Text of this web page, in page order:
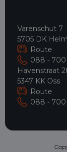
Varenschut 7
5705 DK
Route
088 - 700
Havenstraat
5347 KK Oss
Route
088 - 700